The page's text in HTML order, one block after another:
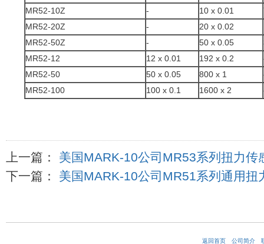
MR52-10Z
- 10 x 0.01
MR52-20Z
- 20 x 0.02
MR52-50Z
- 50 x 0.05
MR52-12
12 x 0.01 192 x 0.2
MR52-50
50 x 0.05 800 x 1
MR52-100
100 x 0.1 1600 x 2
上一篇： 美国MARK-10公司MR53系列扭力传
下一篇： 美国MARK-10公司MR51系列通用扭
返回首页 公司简介